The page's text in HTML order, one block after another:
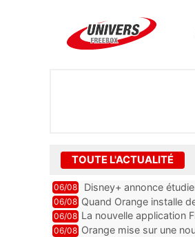
TOUTE L'ACTUALITÉ
06/08 Disney+ annonce
06/08 Quand Orange installe
06/08 La nouvelle application
abonnés Freebox,
06/08 Orange mise sur une